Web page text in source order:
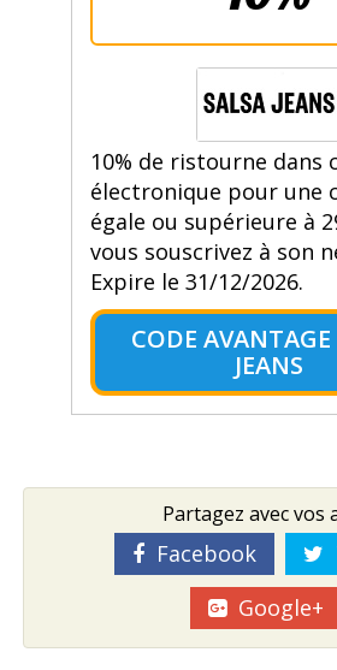
10% de ristourne dans
électronique pour une
égale ou supérieure à
vous souscrivez à son
Expire le 31/12/2026.
CODE AVANTAGE
JEANS
Partagez avec vos
Facebook
Google+